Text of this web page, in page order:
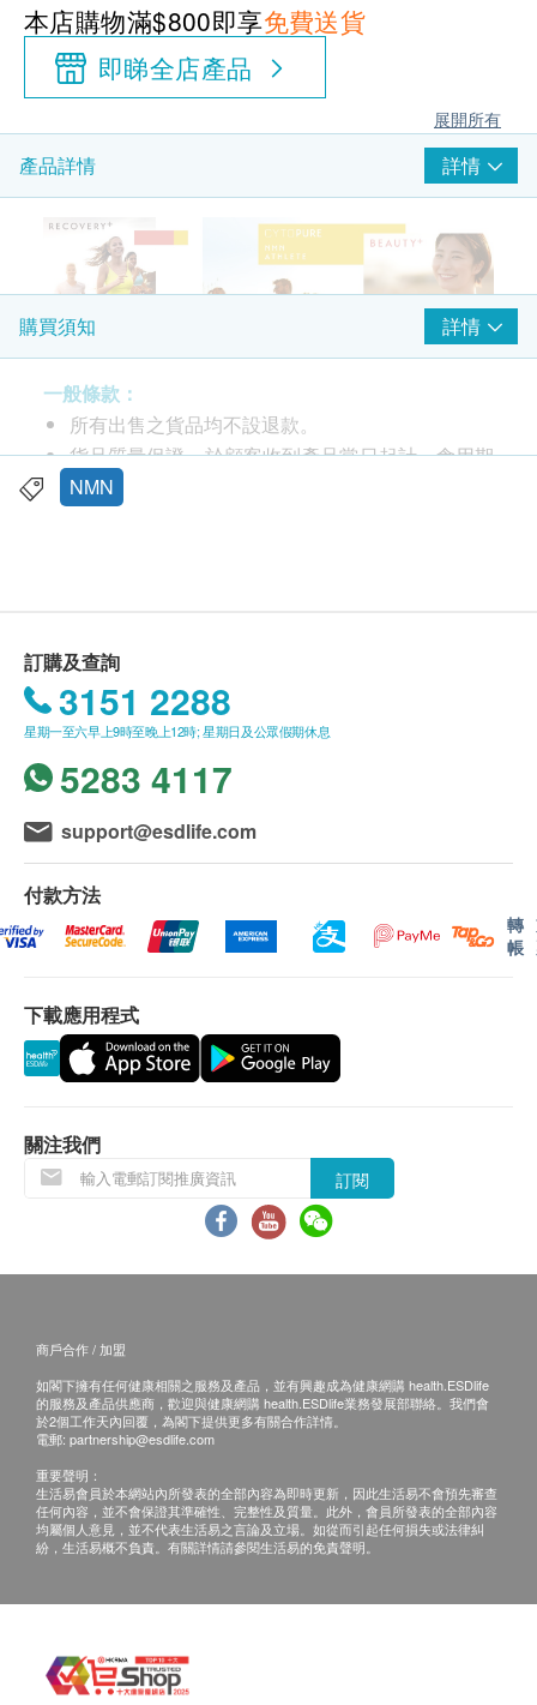
本店購物滿$800即享免費送貨
即睇全店產品
展開所有
產品詳情 詳情
功效
加細胞內的能量生產，提高身體的代謝率，增加精
力、改善體力和促進體重管理。
菊粉可以降低飯後血糖反應，有助維持血糖平衡，
或有助穩定血糖。
菊粉是一種益生元，促進腸道內益生菌的增長和有
糖水平、改善血脂和增強免疫力。
菊粉能與食物中的脂肪結合，減少脂肪的吸收率，
有助控制體重和血脂水準。
支持心血管健康，有助管理血壓、血脂和血糖。
增強大腦記憶力，改善學習能力、記憶力和認知功
CYTOPURE品牌賣點：
日本著名大學研發，日本國內製造，原裝進口
（NMN原料不屬於興奮劑）
日本人氣1 品牌，在日本各大知名百貨公司專櫃有
伊勢丹、阪急東京、東京大丸、松屋銀座、三越、
京王等百貨公司熱賣產品
嚴格安全標準
經第三方檢測「NMN純度，幅射報告，重金屬，
購買須知 詳情
一般條款：
所有出售之貨品均不設退款。
貨品質量保證，於顧客收到產品當日起計，食用期
應最少有12個月或以上。
送貨條款：
購買產品總額滿HK$800，即可享本地免費送貨服
務。賬單總額未滿HK$800需附加HK$50運費。
我們將於確定訂單後1-3個工作天內安排發貨。
不排除運送時間會因節日而有所影響。當八號烈風
訊號懸掛或黑色暴雨警告生效時，送貨服務時間將
會延遲。
所有訂單須視乎相關貨品的供應情況再作最後確
認。倘若健康網購health.ESDlife未能提供任何訂
受該訂單，並且會於送貨前透過電話或電郵通知顧
客再作安排。
當顧客收取已訂購之貨品時，有責任檢查貨品是否
有損毀情況，一經確認簽收，恕不接受退換。
退換產品必須包裝完整，如退換之產品有任何殘缺
或過期退回，供應商有權不受理。
進。
電郵: info@cytologics.com.hk
NMN
訂購及查詢
3151 2288
星期一至六早上9時至晚上12時; 星期日及公眾假期休息
5283 4117
support@esdlife.com
付款方法
轉
帳
下載應用程式
關注我們
訂閱
商戶合作 / 加盟
如閣下擁有任何健康相關之服務及產品，並有興趣成為健康網購 health.ESDlife
的服務及產品供應商，歡迎與健康網購 health.ESDlife業務發展部聯絡。我們會
於2個工作天內回覆，為閣下提供更多有關合作詳情。
電郵: partnership@esdlife.com
重要聲明：
生活易會員於本網站內所發表的全部內容為即時更新，因此生活易不會預先審查
任何內容，並不會保證其準確性、完整性及質量。此外，會員所發表的全部內容
均屬個人意見，並不代表生活易之言論及立場。如從而引起任何損失或法律糾
紛，生活易概不負責。有關詳情請參閱生活易的免責聲明。